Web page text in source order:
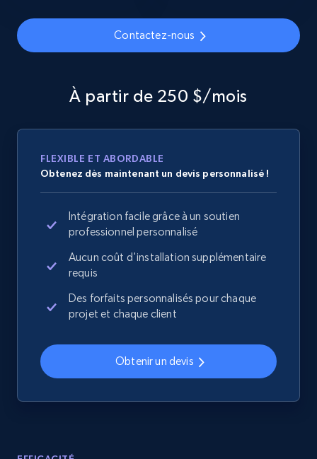
URL, Domain, Country code, Model number,
2.1K+ 355+ Commencer
Home Depot US - Discover products by
URL, Domain, Country code, Model number,
Sku, Product id, Product name, Manufacturer,
and more.
Home Depot US - Discover products by
specified UPC
Sku, Product id, Product name, Manufacturer,
Contactez-nous
À partir de 250 $/mois
FLEXIBLE ET ABORDABLE
Obtenez dès maintenant un devis personnalisé !
Intégration facile grâce à un soutien
professionnel personnalisé
Aucun coût d'installation supplémentaire
requis
Des forfaits personnalisés pour chaque
projet et chaque client
Obtenir un devis